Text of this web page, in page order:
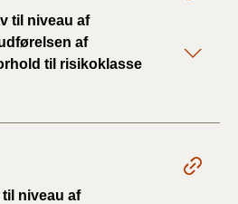
til niveau af
af
til risikoklasse
niveau af